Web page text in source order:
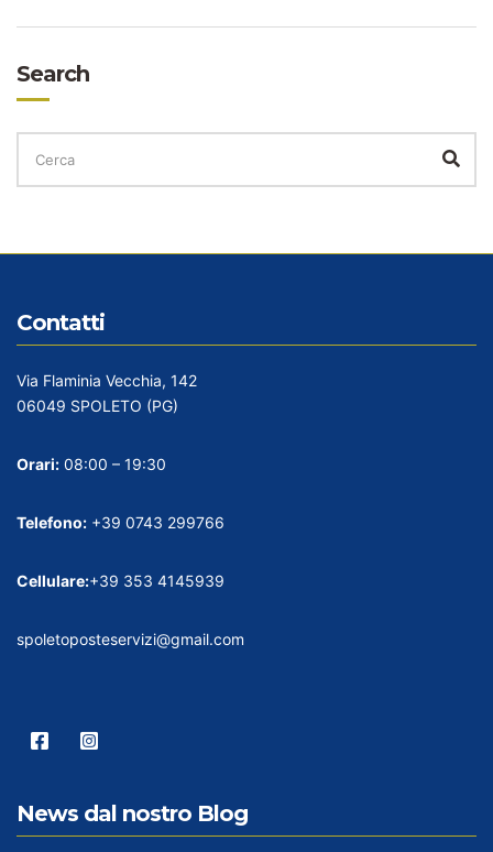
Search
CERCA
PER:
Contatti
Via Flaminia Vecchia, 142
06049 SPOLETO (PG)
Orari: 08:00 – 19:30
Telefono: +39 0743 299766
Cellulare:+39 353 4145939
spoletoposteservizi@gmail.com
News dal nostro Blog